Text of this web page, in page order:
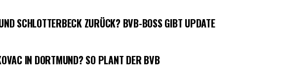
SCHLOTTERBECK ZURÜCK? BVB-BOSS GIBT UPDATE
IN DORTMUND? SO PLANT DER BVB